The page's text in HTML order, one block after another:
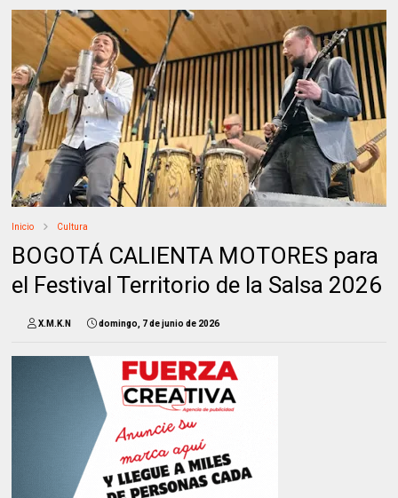
Inicio Cultura
BOGOTÁ CALIENTA MOTORES para
el Festival Territorio de la Salsa 2026
X.M.K.N domingo, 7 de junio de 2026